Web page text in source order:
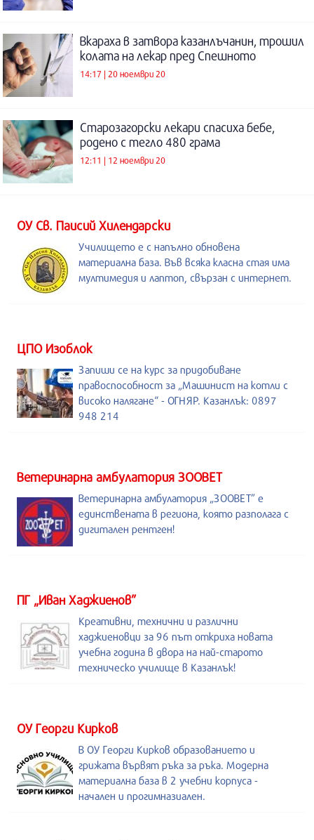
Вкараха в затвора казанлъчанин, трошил
колата на лекар пред Спешното
14:17 | 20 ноември 20
Старозагорски лекари спасиха бебе,
родено с тегло 480 грама
12:11 | 12 ноември 20
ОУ Св. Паисий Хилендарски
Училището е с напълно обновена
материална база. Във всяка класна стая има
мултимедия и лаптоп, свързан с интернет.
ЦПО Изоблок
Запиши се на курс за придобиване
правоспособност за „Машинист на котли с
високо налягане“ - ОГНЯР. Казанлък: 0897
948 214
Ветеринарна амбулатория ЗООВЕТ
Ветеринарна амбулатория „ЗООВЕТ” е
единствената в региона, която разполага с
дигитален рентген!
ПГ „Иван Хаджиенов”
Креативни, технични и различни
хаджиеновци за 96 път откриха новата
учебна година в двора на най-старото
техническо училище в Казанлък!
ОУ Георги Кирков
В ОУ Георги Кирков образованието и
грижата вървят ръка за ръка. Модерна
материална база в 2 учебни корпуса -
начален и прогимназиален.